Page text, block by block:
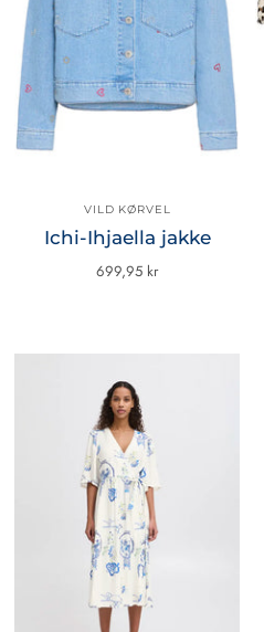
VILD KØRVEL
Ichi-Ihjaella jakke
699,95 kr